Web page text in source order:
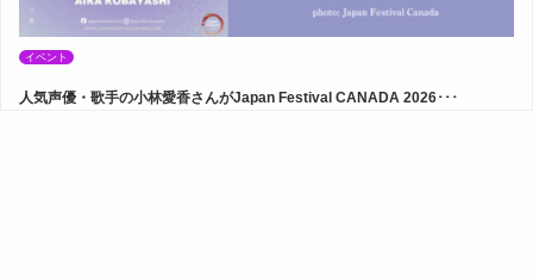
イベント
人気声優・歌手の小林愛香さんがJapan Festival CANADA 2026･･･